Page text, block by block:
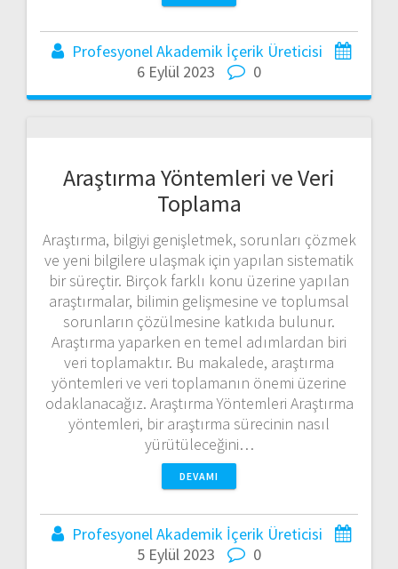
Profesyonel Akademik İçerik Üreticisi
6 Eylül 2023
0
Araştırma Yöntemleri ve Veri
Toplama
Araştırma, bilgiyi genişletmek, sorunları çözmek
ve yeni bilgilere ulaşmak için yapılan sistematik
bir süreçtir. Birçok farklı konu üzerine yapılan
araştırmalar, bilimin gelişmesine ve toplumsal
sorunların çözülmesine katkıda bulunur.
Araştırma yaparken en temel adımlardan biri
veri toplamaktır. Bu makalede, araştırma
yöntemleri ve veri toplamanın önemi üzerine
odaklanacağız. Araştırma Yöntemleri Araştırma
yöntemleri, bir araştırma sürecinin nasıl
yürütüleceğini…
DEVAMI
Profesyonel Akademik İçerik Üreticisi
5 Eylül 2023
0